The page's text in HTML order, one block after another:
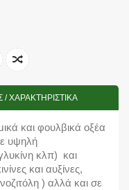
/ ΧΑΡΑΚΤΗΡΙΣΤΙΚΆ
και φουλβικά οξέα
υψηλή
κλπ) και
και αυξίνες,
) αλλά και σε